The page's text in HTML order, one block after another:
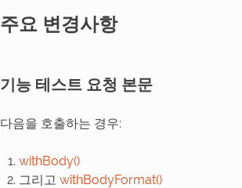
주요 변경사항
기능 테스트 요청 본문
다음을 호출하는 경우:
withBody()
그리고 withBodyFormat()